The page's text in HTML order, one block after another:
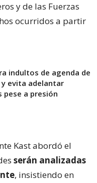
y de las Fuerzas
ocurridos a partir
indultos de agenda de
evita adelantar
pese a presión
Kast abordó el
serán analizadas
, insistiendo en